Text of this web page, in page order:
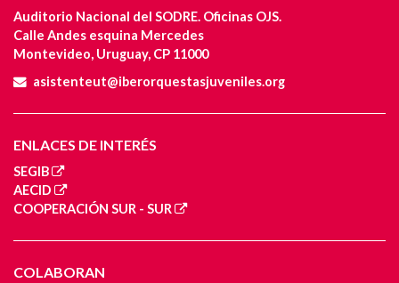
Auditorio Nacional del SODRE. Oficinas OJS.
Calle Andes esquina Mercedes
Montevideo, Uruguay, CP 11000
asistenteut@iberorquestasjuveniles.org
ENLACES DE INTERÉS
SEGIB
AECID
COOPERACIÓN SUR - SUR
COLABORAN